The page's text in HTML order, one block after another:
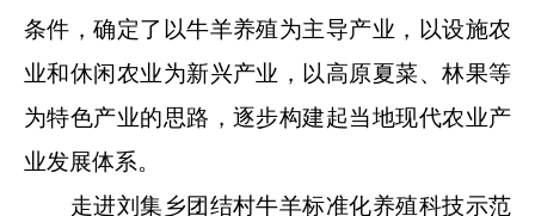
条件，确定了以牛羊养殖为主导产业，以设施农
业和休闲农业为新兴产业，以高原夏菜、林果等
为特色产业的思路，逐步构建起当地现代农业产
业发展体系。
走进刘集乡团结村牛羊标准化养殖科技示范